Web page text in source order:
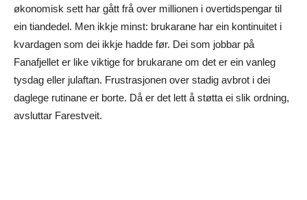
økonomisk sett har gått frå over millionen i overtidspengar til
ein tiandedel. Men ikkje minst: brukarane har ein kontinuitet i
kvardagen som dei ikkje hadde før. Dei som jobbar på
Fanafjellet er like viktige for brukarane om det er ein vanleg
tysdag eller julaftan. Frustrasjonen over stadig avbrot i dei
daglege rutinane er borte. Då er det lett å støtta ei slik ordning,
avsluttar Farestveit.